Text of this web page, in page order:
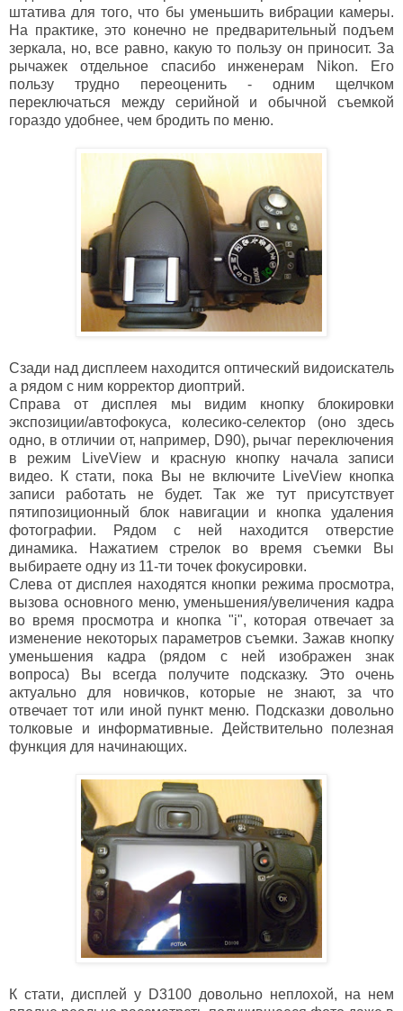
штатива для того, что бы уменьшить вибрации камеры.
На практике, это конечно не предварительный подъем
зеркала, но, все равно, какую то пользу он приносит. За
рычажек отдельное спасибо инженерам Nikon. Его
пользу трудно переоценить - одним щелчком
переключаться между серийной и обычной съемкой
гораздо удобнее, чем бродить по меню.
Сзади над дисплеем находится оптический видоискатель
а рядом с ним корректор диоптрий.
Справа от дисплея мы видим кнопку блокировки
экспозиции/автофокуса, колесико-селектор (оно здесь
одно, в отличии от, например, D90), рычаг переключения
в режим LiveView и красную кнопку начала записи
видео. К стати, пока Вы не включите LiveView кнопка
записи работать не будет. Так же тут присутствует
пятипозиционный блок навигации и кнопка удаления
фотографии. Рядом с ней находится отверстие
динамика. Нажатием стрелок во время съемки Вы
выбираете одну из 11-ти точек фокусировки.
Слева от дисплея находятся кнопки режима просмотра,
вызова основного меню, уменьшения/увеличения кадра
во время просмотра и кнопка "i", которая отвечает за
изменение некоторых параметров съемки. Зажав кнопку
уменьшения кадра (рядом с ней изображен знак
вопроса) Вы всегда получите подсказку. Это очень
актуально для новичков, которые не знают, за что
отвечает тот или иной пункт меню. Подсказки довольно
толковые и информативные. Действительно полезная
функция для начинающих.
К стати, дисплей у D3100 довольно неплохой, на нем